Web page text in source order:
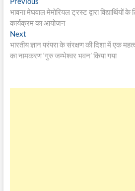
navigation
post:
भावना मेघवाल मेमोरियल ट्रस्ट द्वारा
कार्यक्रम का आयोजन
NextNext
post:
भारतीय ज्ञान परंपरा के संरक्षण की दिशा में एक
का नामकरण ‘गुरु जम्भेश्वर भवन’ किया गया